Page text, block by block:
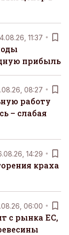
11:37
прибыль
08:27
работу
– слабая
14:29
краха
06:00
с рынка ЕС,